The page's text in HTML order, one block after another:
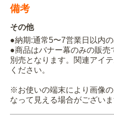
備考
その他
●納期:通常5〜7営業日以内
●商品はバナー幕のみの販売
別売となります。関連アイ
ください。
※お使いの端末により画像
なって見える場合がございま